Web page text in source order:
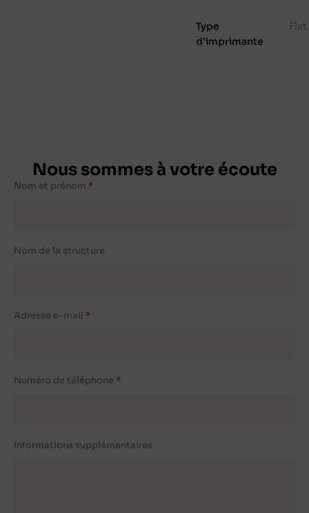
Type
d'imprimante
Nous sommes à votre écoute
Nom et prénom
Nom de la structure
Adresse e-mail
Numéro de téléphone
Informations supplémentaires